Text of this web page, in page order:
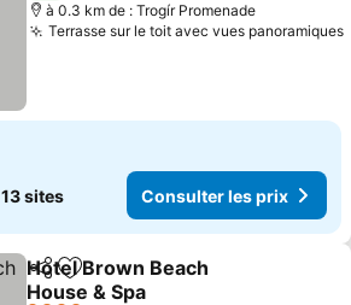
à 0.3 km de : Trogír Promenade
Terrasse sur le toit avec vues panoramiques
13 sites Consulter les prix
PartagerAjouter à mes favoris
Hotel Brown Beach
House & Spa